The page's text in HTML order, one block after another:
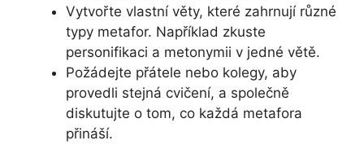
Vytvořte vlastní věty, které zahrnují různé
typy metafor. Například zkuste
personifikaci a metonymii v jedné větě.
Požádejte přátele nebo kolegy, aby
provedli stejná cvičení, a společně
diskutujte o tom, co každá metafora
přináší.